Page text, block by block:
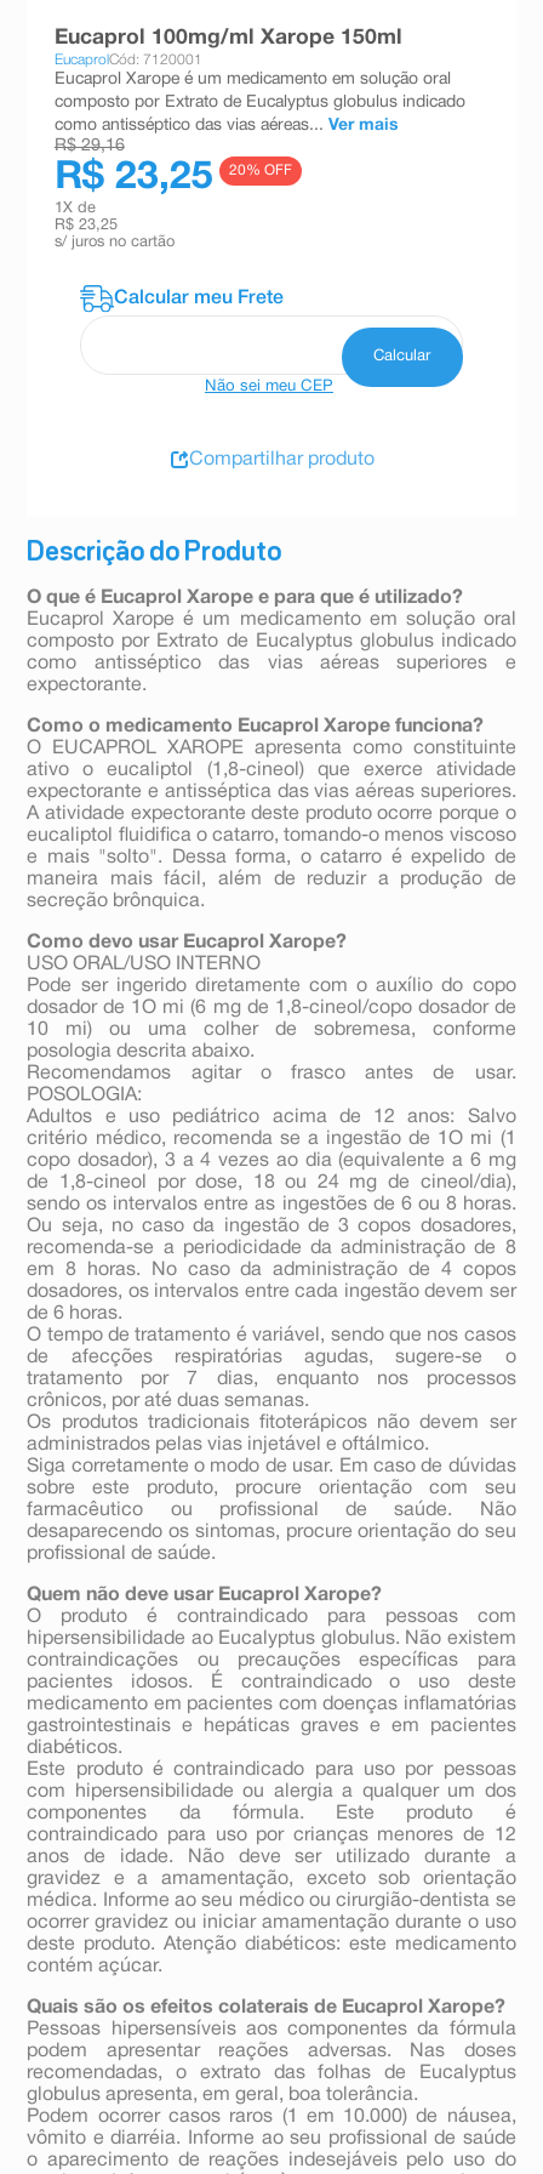
Descrição do Produto
O que é Eucaprol Xarope e para que é utilizado?
Eucaprol Xarope é um medicamento em solução oral
composto por Extrato de Eucalyptus globulus indicado
como antisséptico das vias aéreas superiores e
expectorante.
Como o medicamento Eucaprol Xarope funciona?
O EUCAPROL XAROPE apresenta como constituinte
ativo o eucaliptol (1,8-cineol) que exerce atividade
expectorante e antisséptica das vias aéreas superiores.
A atividade expectorante deste produto ocorre porque o
eucaliptol fluidifica o catarro, tomando-o menos viscoso
e mais "solto". Dessa forma, o catarro é expelido de
maneira mais fácil, além de reduzir a produção de
secreção brônquica.
Como devo usar Eucaprol Xarope?
USO ORAL/USO INTERNO
Pode ser ingerido diretamente com o auxílio do copo
dosador de 1O mi (6 mg de 1,8-cineol/copo dosador de
10 mi) ou uma colher de sobremesa, conforme
posologia descrita abaixo.
Recomendamos agitar o frasco antes de usar.
POSOLOGIA:
Adultos e uso pediátrico acima de 12 anos: Salvo
critério médico, recomenda­ se a ingestão de 1O mi (1
copo dosador), 3 a 4 vezes ao dia (equivalente a 6 mg
de 1,8-cineol por dose, 18 ou 24 mg de cineol/dia),
sendo os intervalos entre as ingestões de 6 ou 8 horas.
Ou seja, no caso da ingestão de 3 copos dosadores,
recomenda-se a periodicidade da administração de 8
em 8 horas. No caso da administração de 4 copos
dosadores, os intervalos entre cada ingestão devem ser
de 6 horas.
O tempo de tratamento é variável, sendo que nos casos
de afecções respiratórias agudas, sugere-se o
tratamento por 7 dias, enquanto nos processos
crônicos, por até duas semanas.
Os produtos tradicionais fitoterápicos não devem ser
administrados pelas vias injetável e oftálmico.
Siga corretamente o modo de usar. Em caso de dúvidas
sobre este produto, procure orientação com seu
farmacêutico ou profissional de saúde. Não
desaparecendo os sintomas, procure orientação do seu
profissional de saúde.
Quem não deve usar Eucaprol Xarope?
O produto é contraindicado para pessoas com
hipersensibilidade ao Eucalyptus globulus. Não existem
contraindicações ou precauções específicas para
pacientes idosos. É contraindicado o uso deste
medicamento em pacientes com doenças inflamatórias
gastrointestinais e hepáticas graves e em pacientes
diabéticos.
Este produto é contraindicado para uso por pessoas
com hipersensibilidade ou alergia a qualquer um dos
componentes da fórmula. Este produto é
contraindicado para uso por crianças menores de 12
anos de idade. Não deve ser utilizado durante a
gravidez e a amamentação, exceto sob orientação
médica. Informe ao seu médico ou cirurgião-dentista se
ocorrer gravidez ou iniciar amamentação durante o uso
deste produto. Atenção diabéticos: este medicamento
contém açúcar.
Quais são os efeitos colaterais de Eucaprol Xarope?
Pessoas hipersensíveis aos componentes da fórmula
podem apresentar reações adversas. Nas doses
recomendadas, o extrato das folhas de Eucalyptus
globulus apresenta, em geral, boa tolerância.
Podem ocorrer casos raros (1 em 10.000) de náusea,
vômito e diarréia. Informe ao seu profissional de saúde
o aparecimento de reações indesejáveis pelo uso do
Eucaprol 100mg/ml Xarope 150ml
EucaprolCód: 7120001
Eucaprol Xarope é um medicamento em solução oral
composto por Extrato de Eucalyptus globulus indicado
como antisséptico das vias aéreas... Ver mais
R$ 29,16
R$ 23,25 20% OFF
1 X de
R$ 23,25
s/ juros no cartão
Não sei meu CEP
Compartilhar produto
teste gravidez
esmalte
10ºabsorvente